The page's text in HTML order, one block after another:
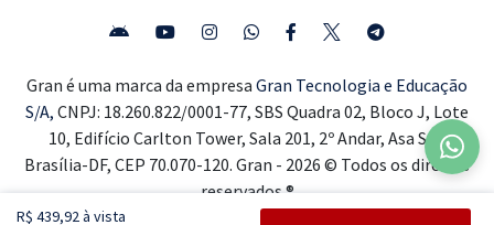
R$ 439,92 à vista
Gran é uma marca da empresa Gran Tecnologia e Educação
S/A, CNPJ: 18.260.822/0001-77, SBS Quadra 02, Bloco J, Lote
10, Edifício Carlton Tower, Sala 201, 2º Andar, Asa Sul,
Brasília-DF, CEP 70.070-120. Gran - 2026 © Todos os direitos
reservados ®